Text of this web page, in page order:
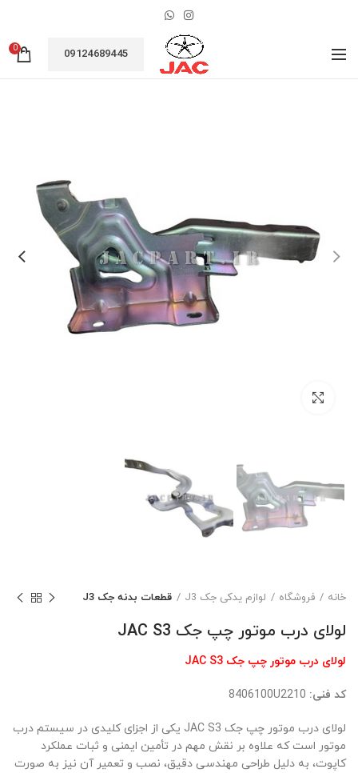
09124689445
0
خانه فروشگاه لوازم یدکی جک J3 قطعات بدنه جک J3
لولای درب موتور چپ جک JAC S3
لولای درب موتور چپ جک JAC S3
کد فنی:
لولای درب موتور چپ جک JAC S3 یکی از اجزای کلیدی در سیستم درب
موتور است که علاوه بر نقش مهم در تأمین ایمنی و ثبات عملکرد
کاپوت، به دلیل طراحی مهندسی دقیق، نصب و تعمیر آن نیز به صورت